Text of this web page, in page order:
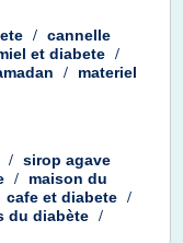
/ cannelle
et diabete /
/
materiel
/ sirop agave
/ maison du
cafe et diabete /
du diabète /